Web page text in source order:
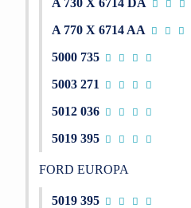
A 730 X 6714 DA
A 770 X 6714 AA
5000 735
5003 271
5012 036
5019 395
FORD EUROPA
5019 395